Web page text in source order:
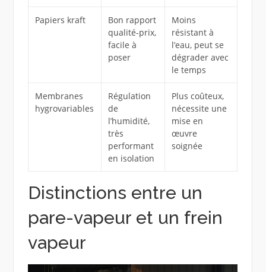
Papiers kraft
Bon rapport
qualité-prix,
facile à
poser
Moins
résistant à
l’eau, peut se
dégrader avec
le temps
Membranes
hygrovariables
Régulation
de
l’humidité,
très
performant
en isolation
Plus coûteux,
nécessite une
mise en
œuvre
soignée
Distinctions entre un
pare-vapeur et un frein
vapeur